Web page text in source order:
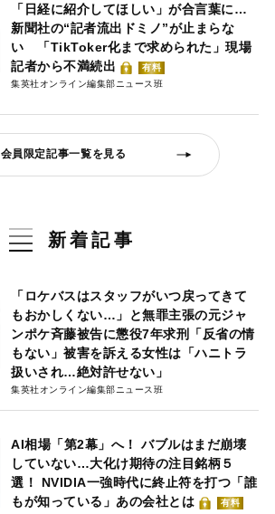
「日経に紹介してほしい」が合言葉に…
新聞社の“記者流出ドミノ”が止まらな
い 「TikToker化まで求められた」現場
記者から不満続出
有料
集英社オンライン編集部ニュース班
会員限定記事一覧を見る
新着記事
「ロケバスはスタッフがいつ戻ってきて
もおかしくない…」と無罪主張の元ジャ
ンポケ斉藤被告に懲役7年求刑「反省の情
もない」被害を訴える女性は「ハニトラ
扱いされ…絶対許せない」
集英社オンライン編集部ニュース班
AI相場「第2幕」へ！ バブルはまだ崩壊
していない…大化け期待の注目銘柄５
選！ NVIDIA一強時代に終止符を打つ「誰
もが知っている」あの会社とは
有料